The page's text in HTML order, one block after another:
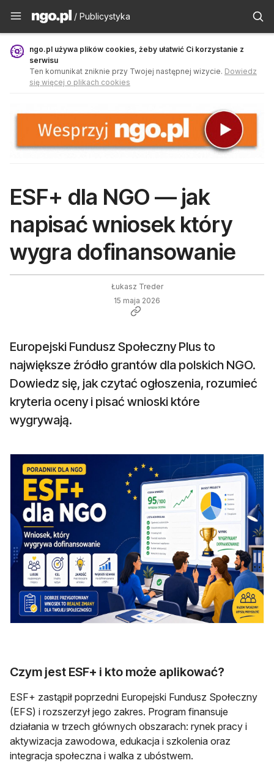
Publicystyka - ngo.pl
/ Publicystyka
ngo.pl używa plików cookies, żeby ułatwić Ci korzystanie z
serwisu
Ten komunikat zniknie przy Twojej następnej wizycie. Dowiedz
się więcej o plikach cookies
ESF+ dla NGO — jak
napisać wniosek który
wygra dofinansowanie
Łukasz Treder
15 maja 2026
Europejski Fundusz Społeczny Plus to
największe źródło grantów dla polskich NGO.
Dowiedz się, jak czytać ogłoszenia, rozumieć
kryteria oceny i pisać wnioski które
wygrywają.
Czym jest ESF+ i kto może aplikować?
ESF+ zastąpił poprzedni Europejski Fundusz Społeczny
(EFS) i rozszerzył jego zakres. Program finansuje
działania w trzech głównych obszarach: rynek pracy i
aktywizacja zawodowa, edukacja i szkolenia oraz
integracja społeczna i walka z ubóstwem.